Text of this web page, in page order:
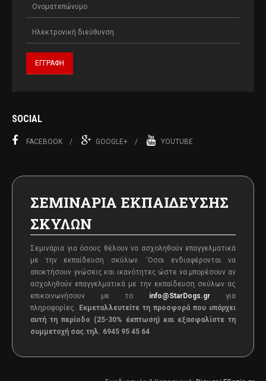
SOCIAL
FACEBOOK GOOGLE+ YOUTUBE
ΣΕΜΙΝΑΡΙΑ ΕΚΠΑΙΔΕΥΣΗΣ
ΣΚΥΛΩΝ
Σεμινάρια για όσους θέλουν να ασχοληθούν επαγγελματικά
με την εκπαίδευση σκύλων. ‘Oσοι ενδιαφέρονται να
αποκτήσουν γνώσεις και ικανότητες ώστε να μπορέσουν αν
ασχοληθούν επαγγελματικά με την εκπαίδευση σκύλων ας
επικοινωνήσουν με το
info@StarDogs.grγια
πληροφορίες. Εκμεταλλευτείτε τη προσφορά που υπάρχει
αυτή τη περίοδο (25-30% έκπτωση) και εξασφαλίστε τη
συμμετοχή σας.τηλ. 6945 95 45 64